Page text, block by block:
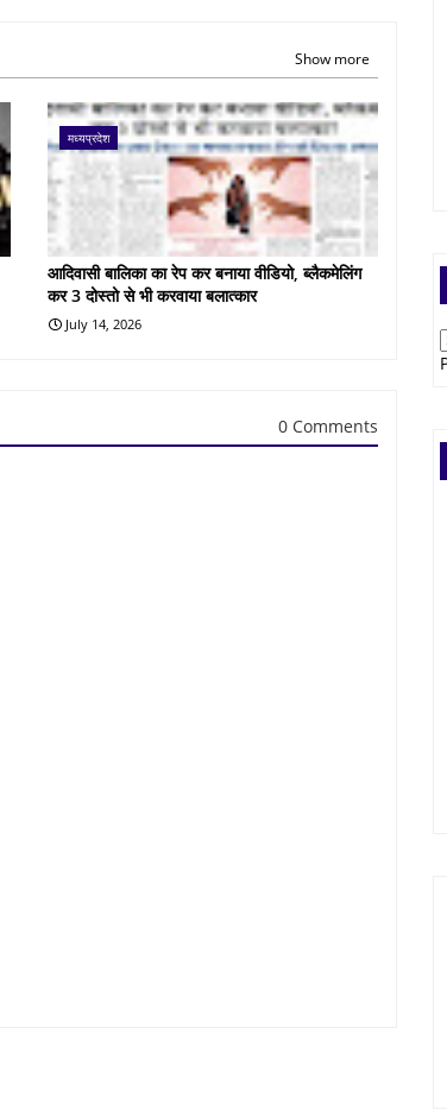
Show more
मध्यप्रदेश
आदिवासी बालिका का रेप कर बनाया वीडियो, ब्लैकमेलिंग
कर 3 दोस्तो से भी करवाया बलात्कार
July 14, 2026
0 Comments